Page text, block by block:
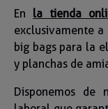
En la tienda
exclusivamente a
big bags para la
y planchas de
Disponemos de